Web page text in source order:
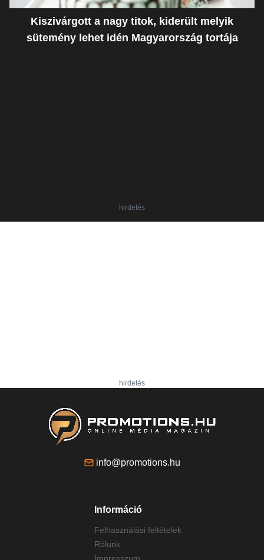
Kiszivárgott a nagy titok, kiderült melyik
sütemény lehet idén Magyarország tortája
hirdetés
hirdetés
info@promotions.hu
Információ
Felhasználási feltételek
Rólunk